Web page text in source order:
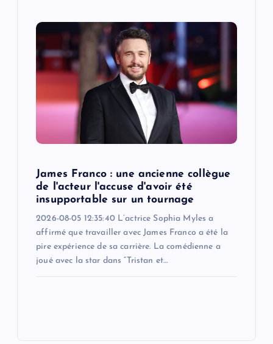
James Franco : une ancienne collègue
de l'acteur l'accuse d'avoir été
insupportable sur un tournage
2026-08-05 12:35:40 L’actrice Sophia Myles a
affirmé que travailler avec James Franco a été la
pire expérience de sa carrière. La comédienne a
joué avec la star dans “Tristan et…